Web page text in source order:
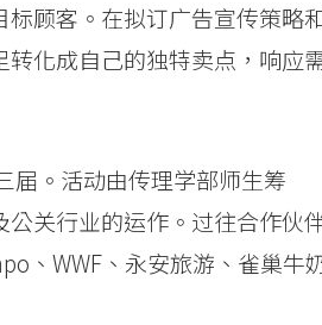
顾客。在拟订广告宣传策略
化成自己的独特卖点，响应
届。活动由传理学部师生筹
关行业的运作。过往合作伙
、WWF、永安旅游、雀巢牛